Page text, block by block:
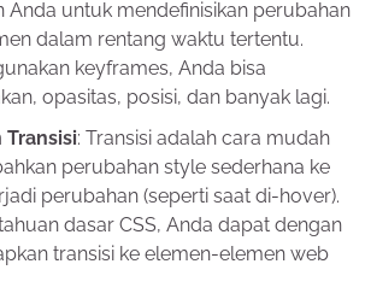
Anda untuk mendefinisikan perubahan
dalam rentang waktu tertentu.
keyframes, Anda bisa
opasitas, posisi, dan banyak lagi.
Transisi: Transisi adalah cara mudah
perubahan style sederhana ke
perubahan (seperti saat di-hover).
dasar CSS, Anda dapat dengan
transisi ke elemen-elemen web